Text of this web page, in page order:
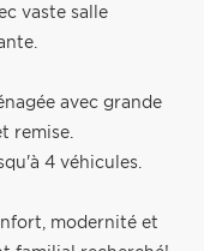
vaste salle
avec grande
remise.
4 véhicules.
modernité et